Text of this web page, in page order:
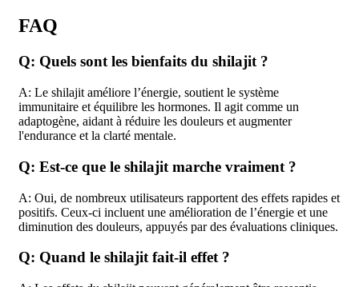
FAQ
Q: Quels sont les bienfaits du shilajit ?
A: Le shilajit améliore l’énergie, soutient le système
immunitaire et équilibre les hormones. Il agit comme un
adaptogène, aidant à réduire les douleurs et augmenter
l'endurance et la clarté mentale.
Q: Est-ce que le shilajit marche vraiment ?
A: Oui, de nombreux utilisateurs rapportent des effets rapides et
positifs. Ceux-ci incluent une amélioration de l’énergie et une
diminution des douleurs, appuyés par des évaluations cliniques.
Q: Quand le shilajit fait-il effet ?